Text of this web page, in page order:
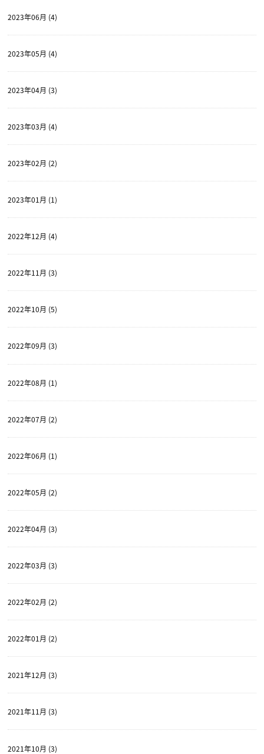
2023年06月 (4)
2023年05月 (4)
2023年04月 (3)
2023年03月 (4)
2023年02月 (2)
2023年01月 (1)
2022年12月 (4)
2022年11月 (3)
2022年10月 (5)
2022年09月 (3)
2022年08月 (1)
2022年07月 (2)
2022年06月 (1)
2022年05月 (2)
2022年04月 (3)
2022年03月 (3)
2022年02月 (2)
2022年01月 (2)
2021年12月 (3)
2021年11月 (3)
2021年10月 (3)